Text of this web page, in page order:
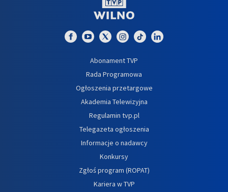
Abonament TVP
Rada Programowa
Ogłoszenia przetargowe
Akademia Telewizyjna
Regulamin tvp.pl
Telegazeta ogłoszenia
Informacje o nadawcy
Konkursy
Zgłoś program (ROPAT)
Kariera w TVP